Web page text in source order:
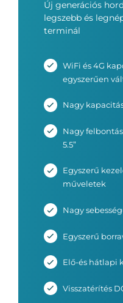
Új generációs
legszebb és
terminál
WiFi és 4G
egyszerűen
Nagy
Nagy
5.5”
Egyszerű
műveletek
Nagy
Egyszerű
Elő-és hátlapi
Visszatérítés